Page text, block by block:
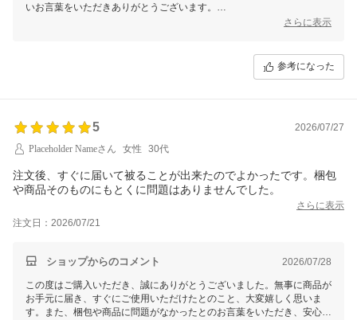
いお言葉をいただきありがとうございます。
また機会がございました際には、ご利用いただけましたら幸いです。
さらに表示
参考になった
5
2026/07/27
Placeholder Nameさん
女性 30代
注文後、すぐに届いて被ることが出来たのでよかったです。梱包
や商品そのものにもとくに問題はありませんでした。
さらに表示
注文日：2026/07/21
ショップからのコメント 2026/07/28
この度はご購入いただき、誠にありがとうございました。無事に商品が
お手元に届き、すぐにご使用いただけたとのこと、大変嬉しく思いま
す。また、梱包や商品に問題がなかったとのお言葉をいただき、安心い